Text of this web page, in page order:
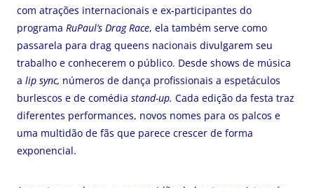
com atrações internacionais e ex-participantes do
programa RuPaul’s Drag Race, ela também serve como
passarela para drag queens nacionais divulgarem seu
trabalho e conhecerem o público. Desde shows de música
a lip sync, números de dança profissionais a espetáculos
burlescos e de comédia stand-up. Cada edição da festa traz
diferentes performances, novos nomes para os palcos e
uma multidão de fãs que parece crescer de forma
exponencial.